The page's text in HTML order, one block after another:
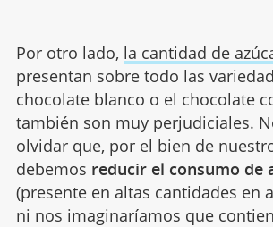
Por otro lado, la cantidad de
presentan sobre todo las
chocolate blanco o el chocolate
también son muy perjudiciales.
olvidar que, por el bien de
debemos reducir el consumo de
(presente en altas cantidades en
ni nos imaginaríamos que